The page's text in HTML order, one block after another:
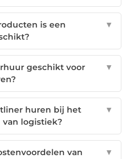
is een
▼
geschikt voor
▼
huren bij het
logistiek?
▼
van
▼